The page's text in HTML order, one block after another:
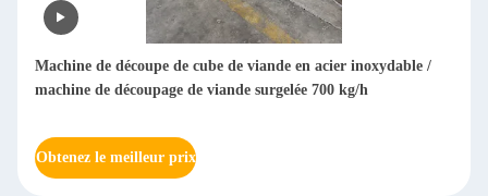
de viande en acier inoxydable /
viande surgelée 700 kg/h
Machine de découpe de
Meat Dicing Machine 304 en